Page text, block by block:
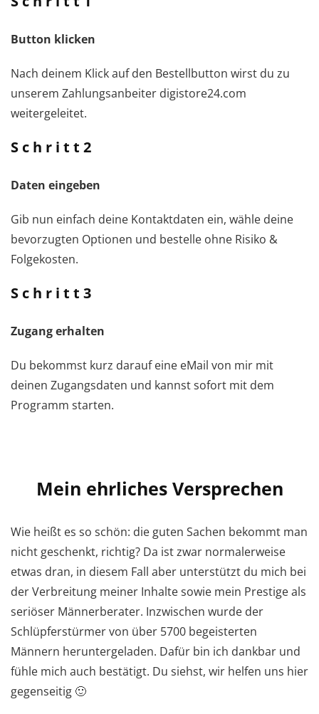
Button klicken
Nach deinem Klick auf den Bestellbutton wirst du zu
unserem Zahlungsanbeiter digistore24.com
weitergeleitet.
S c h r i t t 2
Daten eingeben
Gib nun einfach deine Kontaktdaten ein, wähle deine
bevorzugten Optionen und bestelle ohne Risiko &
Folgekosten.
S c h r i t t 3
Zugang erhalten
Du bekommst kurz darauf eine eMail von mir mit
deinen Zugangsdaten und kannst sofort mit dem
Programm starten.
Mein ehrliches Versprechen
Wie heißt es so schön: die guten Sachen bekommt man
nicht geschenkt, richtig? Da ist zwar normalerweise
etwas dran, in diesem Fall aber unterstützt du mich bei
der Verbreitung meiner Inhalte sowie mein Prestige als
seriöser Männerberater. Inzwischen wurde der
Schlüpferstürmer von über 5700 begeisterten
Männern heruntergeladen. Dafür bin ich dankbar und
fühle mich auch bestätigt. Du siehst, wir helfen uns hier
gegenseitig 🙂